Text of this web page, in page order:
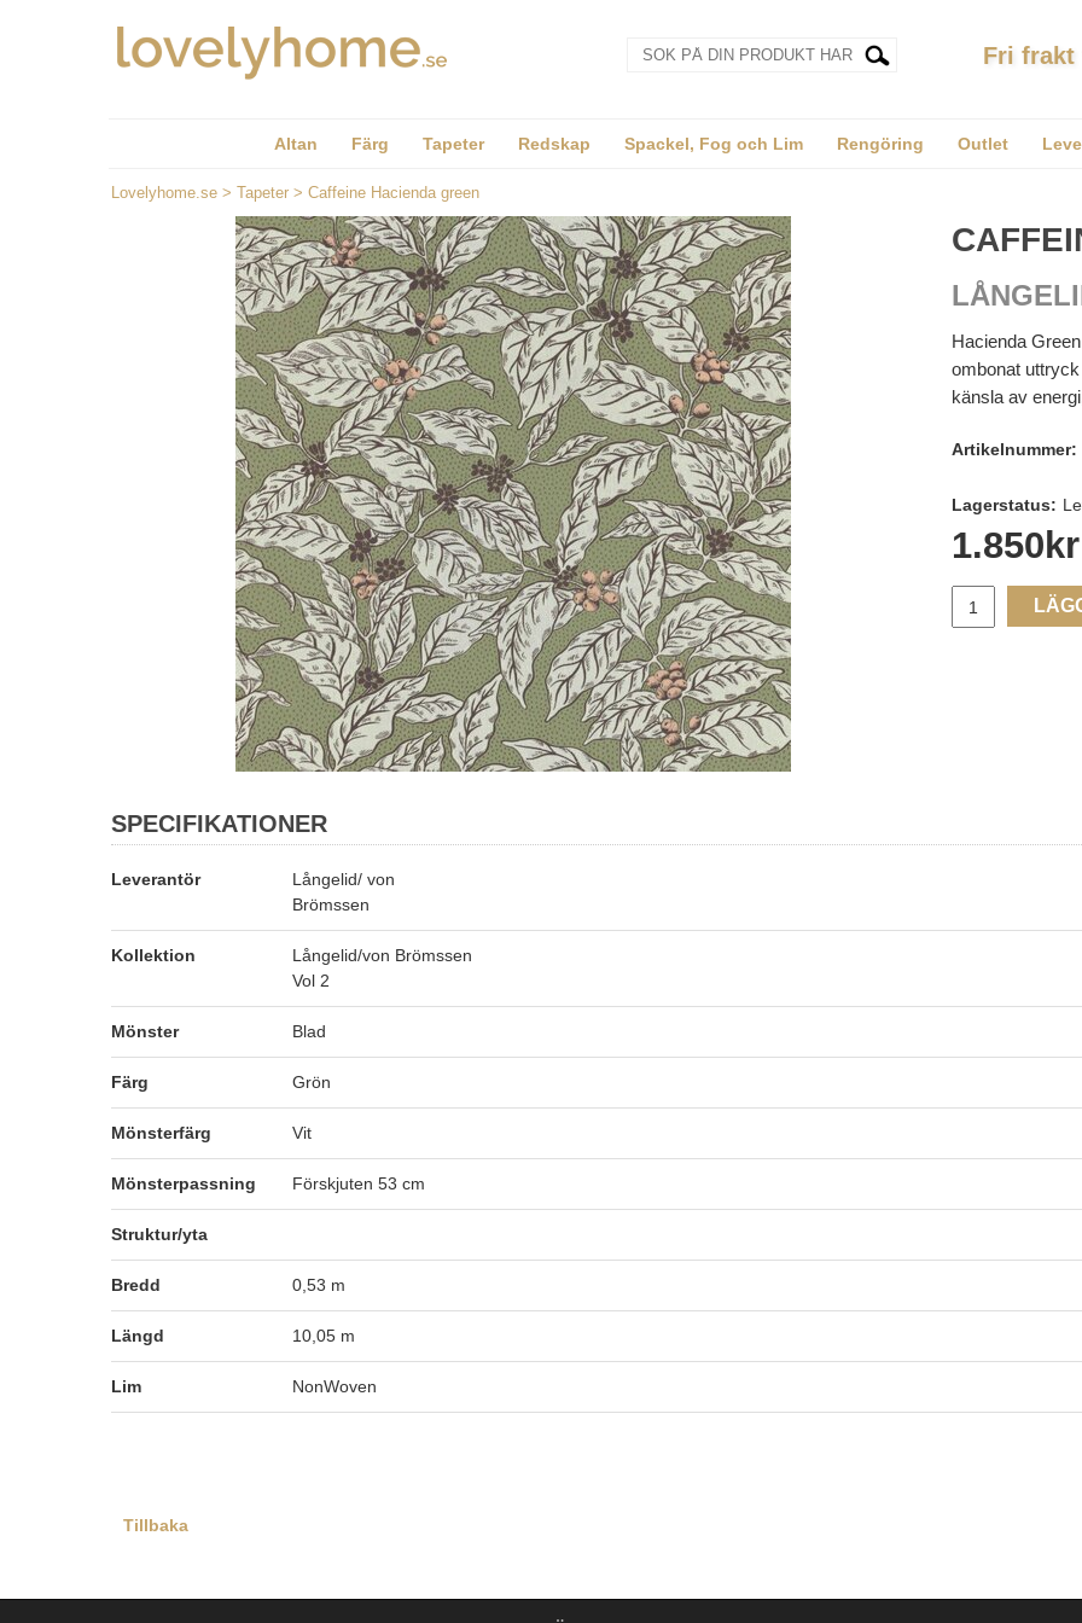
Fri frakt
Altan Färg Tapeter Redskap Spackel, Fog och Lim Rengöring Outlet
Lovelyhome.se > Tapeter > Caffeine Hacienda green
Hacienda
ombonat
känsla av
Artikelnummer:
Lagerstatus:
1.850 kr
SPECIFIKATIONER
Leverantör
Långelid/ von
Brömssen
Kollektion
Långelid/von Brömssen
Vol 2
Mönster Blad
Färg Grön
Mönsterfärg Vit
Mönsterpassning Förskjuten 53 cm
Struktur/yta
Bredd 0,53 m
Längd 10,05 m
Lim NonWoven
Tillbaka